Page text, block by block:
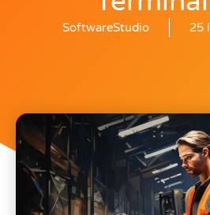
SoftwareStudio 25